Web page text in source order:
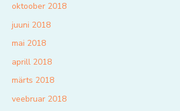
oktoober 2018
juuni 2018
mai 2018
aprill 2018
märts 2018
veebruar 2018